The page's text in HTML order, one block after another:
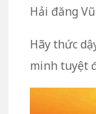
Hải đăng
Hãy thức
minh tuyệt